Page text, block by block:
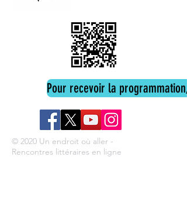
Pour recevoir la programmation,
© 2020 Un endroit où aller -
Rencontres littéraires en ligne